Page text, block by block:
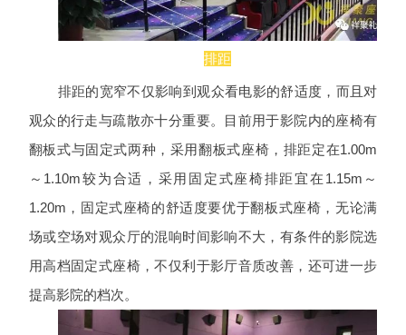
排距
排距的宽窄不仅影响到观众看电影的舒适度，而且对
观众的行走与疏散亦十分重要。目前用于影院内的座椅有
翻板式与固定式两种，采用翻板式座椅，排距定在1.00m
～1.10m较为合适，采用固定式座椅排距宜在1.15m～
1.20m，固定式座椅的舒适度要优于翻板式座椅，无论满
场或空场对观众厅的混响时间影响不大，有条件的影院选
用高档固定式座椅，不仅利于影厅音质改善，还可进一步
提高影院的档次。